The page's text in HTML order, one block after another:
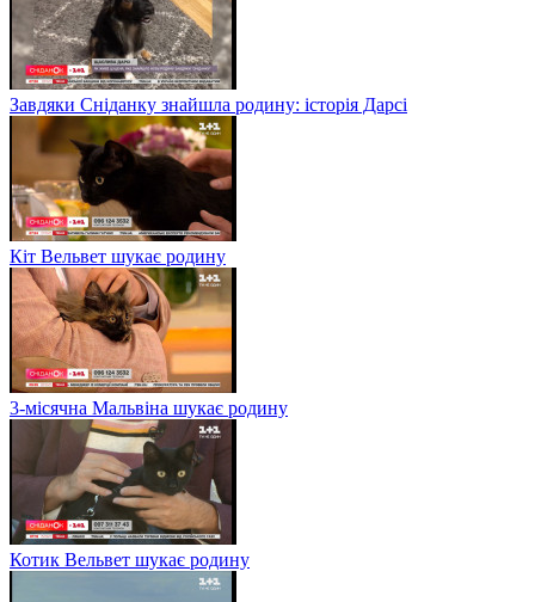
Завдяки Сніданку знайшла родину: історія Дарсі
Кіт Вельвет шукає родину
3-місячна Мальвіна шукає родину
Котик Вельвет шукає родину